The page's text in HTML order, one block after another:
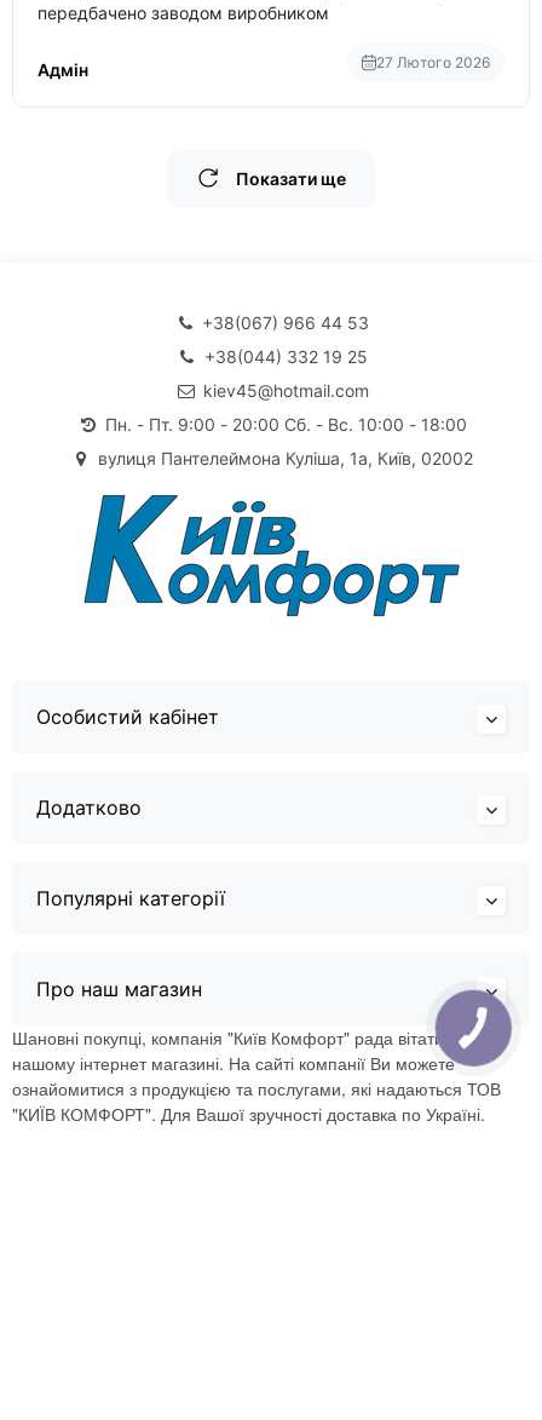
передбачено заводом виробником
Адмін 27 Лютого 2026
Показати ще
+38(067) 966 44 53
+38(044) 332 19 25
kiev45@hotmail.com
Пн. - Пт. 9:00 - 20:00 Сб. - Вс. 10:00 - 18:00
вулиця Пантелеймона Куліша, 1а, Київ, 02002
Особистий кабінет
Додатково
Популярні категорії
Про наш магазин
Шановні покупці, компанія "Київ Комфорт" рада вітати Вас в
нашому інтернет магазині. На сайті компанії Ви можете
ознайомитися з продукцією та послугами, які надаються ТОВ
"КИЇВ КОМФОРТ". Для Вашої зручності доставка по Україні.